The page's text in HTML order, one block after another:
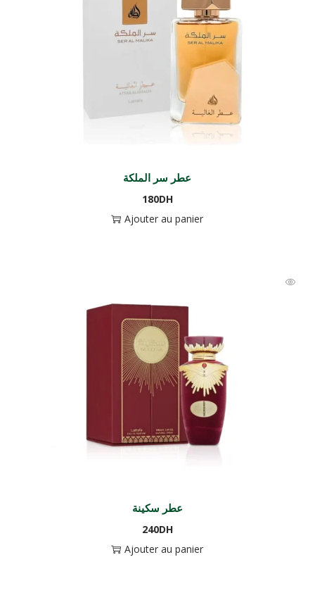
عطر سر الملكة
180DH
Ajouter au panier
عطر سكينة
240DH
Ajouter au panier